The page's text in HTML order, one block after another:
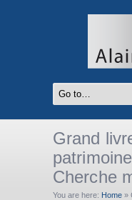
Grand
Cherche
You are here: Home »